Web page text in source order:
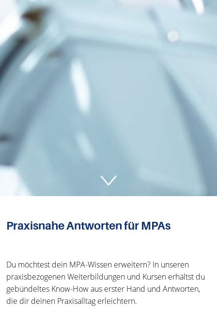
Praxisnahe Antworten für MPAs
Du möchtest dein MPA-Wissen erweitern? In unseren
praxisbezogenen Weiterbildungen und Kursen erhältst du
gebündeltes Know-How aus erster Hand und Antworten,
die dir deinen Praxisalltag erleichtern.